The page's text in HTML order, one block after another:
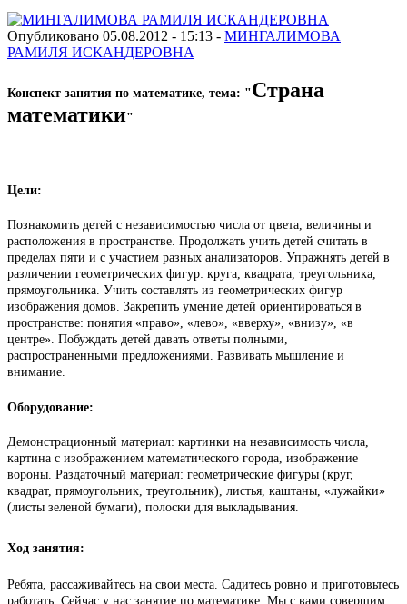
Опубликовано 05.08.2012 - 15:13 - МИНГАЛИМОВА
РАМИЛЯ ИСКАНДЕРОВНА
Конспект занятия по математике, тема: "Страна
математики"
Цели:
Познакомить детей с независимостью числа от цвета, величины и
расположения в пространстве. Продолжать учить детей считать в
пределах пяти и с участием разных анализаторов. Упражнять детей в
различении геометрических фигур: круга, квадрата, треугольника,
прямоугольника. Учить составлять из геометрических фигур
изображения домов. Закрепить умение детей ориентироваться в
пространстве: понятия «право», «лево», «вверху», «внизу», «в
центре». Побуждать детей давать ответы полными,
распространенными предложениями. Развивать мышление и
внимание.
Оборудование:
Демонстрационный материал: картинки на независимость числа,
картина с изображением математического города, изображение
вороны. Раздаточный материал: геометрические фигуры (круг,
квадрат, прямоугольник, треугольник), листья, каштаны, «лужайки»
(листы зеленой бумаги), полоски для выкладывания.
Ход занятия:
Ребята, рассаживайтесь на свои места. Садитесь ровно и приготовьтесь
работать. Сейчас у нас занятие по математике. Мы с вами совершим